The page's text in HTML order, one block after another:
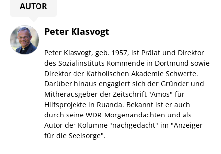
AUTOR
Peter Klasvogt
Peter Klasvogt, geb. 1957, ist Prälat und Direktor
des Sozialinstituts Kommende in Dortmund sowie
Direktor der Katholischen Akademie Schwerte.
Darüber hinaus engagiert sich der Gründer und
Mitherausgeber der Zeitschrift "Amos" für
Hilfsprojekte in Ruanda. Bekannt ist er auch
durch seine WDR-Morgenandachten und als
Autor der Kolumne "nachgedacht" im "Anzeiger
für die Seelsorge".